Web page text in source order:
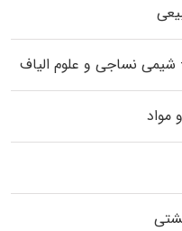
نساجی و علوم الیاف
مواد